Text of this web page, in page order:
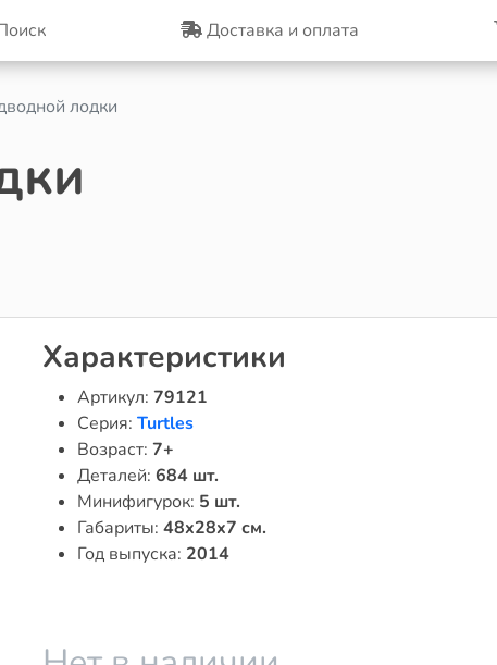
Доставка и оплата
лодки
Характеристики
Артикул: 79121
Серия: Turtles
Возраст: 7+
Деталей: 684 шт.
Минифигурок: 5 шт.
Габариты: 48x28x7 см.
Год выпуска: 2014